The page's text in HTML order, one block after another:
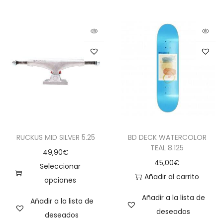
RUCKUS MID SILVER 5.25
49,90€
Seleccionar
opciones
Añadir a la lista de
deseados
BD DECK WATERCOLOR
TEAL 8.125
45,00€
Añadir al carrito
Añadir a la lista de
deseados